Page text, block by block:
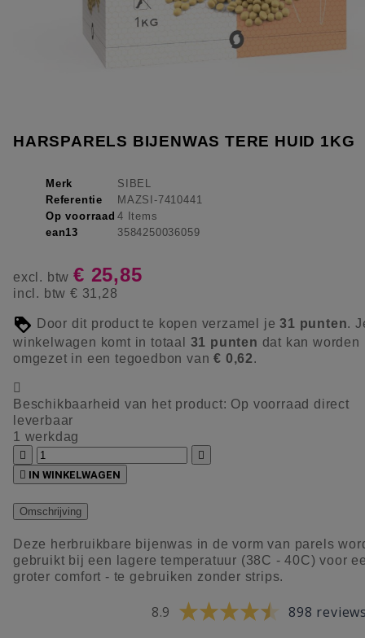
HARSPARELS BIJENWAS TERE HUID 1KG
Merk
SIBEL
Referentie
MAZSI-7410441
Op voorraad 4 Items
ean13
3584250036059
excl. btw € 25,85
incl. btw € 31,28
Door dit product te kopen verzamel je31 punten.
winkelwagen komt in totaal 31 punten dat kan worden
omgezet in een tegoedbon van€ 0,62.

Beschikbaarheid van het product: Op voorraad direct
leverbaar
1 werkdag


 IN WINKELWAGEN
Omschrijving
Deze herbruikbare bijenwas in de vorm van parels
gebruikt bij een lagere temperatuur (38C - 40C) voor
groter comfort - te gebruiken zonder strips.
8.9 898